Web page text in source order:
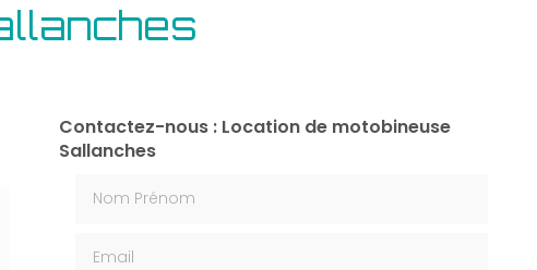
Contactez-nous : Location de motobineuse
Sallanches